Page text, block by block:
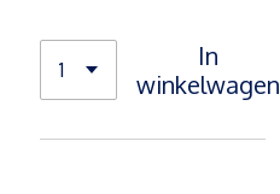
In
winkelwagen